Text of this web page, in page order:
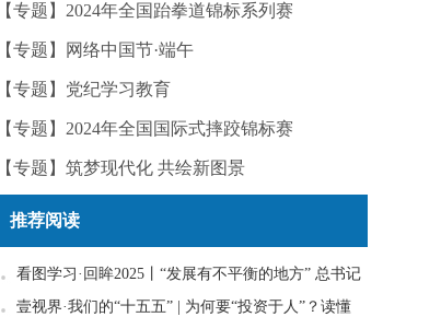
【专题】2024年全国跆拳道锦标系列赛
【专题】网络中国节·端午
【专题】党纪学习教育
【专题】2024年全国国际式摔跤锦标赛
【专题】筑梦现代化 共绘新图景
推荐阅读
看图学习·回眸2025丨“发展有不平衡的地方” 总书记
一直惦念在心
壹视界·我们的“十五五” | 为何要“投资于人”？读懂